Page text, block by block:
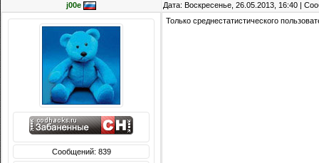
j00e Дата: Воскресенье, 26.05.2013, 16:40 |
Сообщений: 839
Только среднестатистического